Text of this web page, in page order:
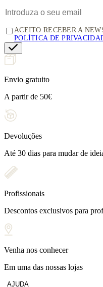
ACEITO RECEBER A
POLÍTICA DE
Envio gratuito
A partir de 50€
Devoluções
Até 30 dias para mudar de
Profissionais
Descontos exclusivos para
Venha nos conhecer
Em uma das nossas lojas
AJUDA